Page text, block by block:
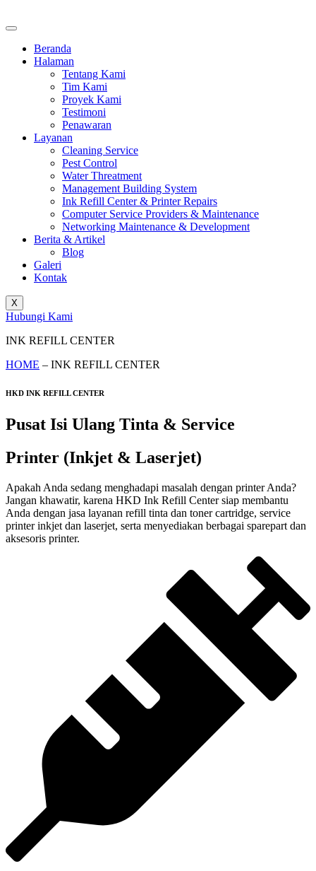
Beranda
Halaman
Tentang Kami
Tim Kami
Proyek Kami
Testimoni
Penawaran
Layanan
Cleaning Service
Pest Control
Water Threatment
Management Building System
Ink Refill Center & Printer Repairs
Computer Service Providers & Maintenance
Networking Maintenance & Development
Berita & Artikel
Blog
Galeri
Kontak
X
Hubungi Kami
INK REFILL CENTER
HOME – INK REFILL CENTER
HKD INK REFILL CENTER
Pusat Isi Ulang Tinta & Service
Printer (Inkjet & Laserjet)
Apakah Anda sedang menghadapi masalah dengan printer Anda?
Jangan khawatir, karena HKD Ink Refill Center siap membantu
Anda dengan jasa layanan refill tinta dan toner cartridge, service
printer inkjet dan laserjet, serta menyediakan berbagai sparepart dan
aksesoris printer.